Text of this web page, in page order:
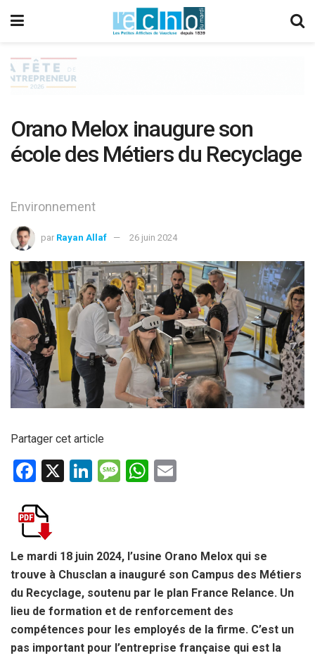
Orano Melox inaugure son
école des Métiers du Recyclage
Environnement
par Rayan Allaf 26 juin 2024
Partager cet article
F
ce
b
o
o
k
X
Li
n
M
g
e
W
A
p
p
Le mardi 18 juin 2024, l’usine Orano Melox qui se
trouve à Chusclan a inauguré son Campus des Métiers
du Recyclage, soutenu par le plan France Relance. Un
lieu de formation et de renforcement des
compétences pour les employés de la firme. C’est un
pas important pour l’entreprise française qui est la